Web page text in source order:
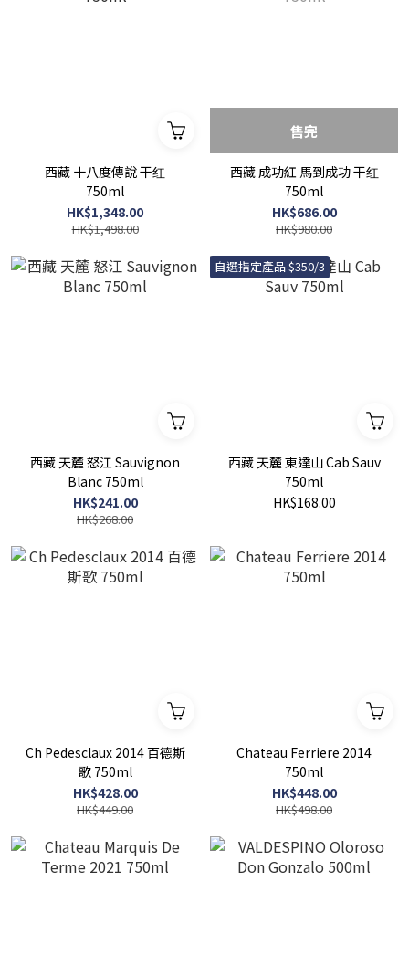
西藏 十八度傳說 干红
750ml
HK$1,348.00
HK$1,498.00
售完
西藏 成功紅 馬到成功 干红
750ml
HK$686.00
HK$980.00
西藏 天麓 怒江 Sauvignon
Blanc 750ml
HK$241.00
HK$268.00
自選指定產品 $350/3
西藏 天麓 東達山 Cab Sauv
750ml
HK$168.00
Ch Pedesclaux 2014 百德斯
歌 750ml
HK$428.00
HK$449.00
Chateau Ferriere 2014
750ml
HK$448.00
HK$498.00